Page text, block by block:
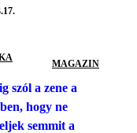
MAGAZIN
szól a zene a
hogy ne
semmit a